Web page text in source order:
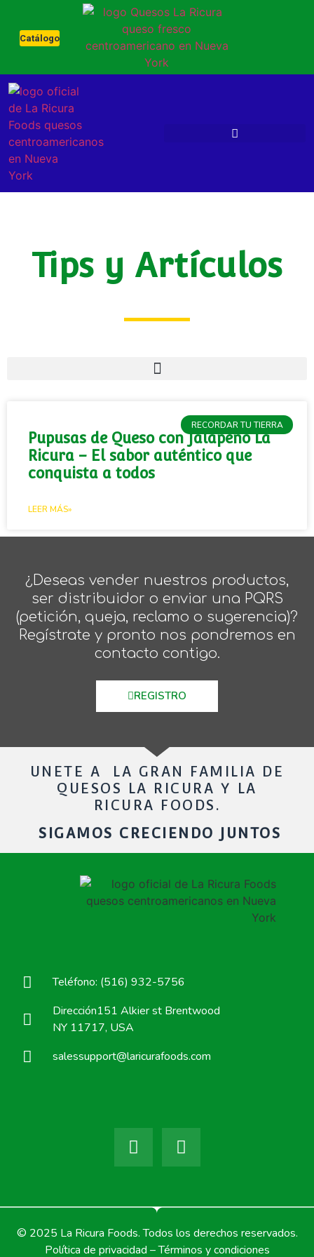
Catálogo
Tips y Artículos
RECORDAR TU TIERRA
Pupusas de Queso con Jalapeño La
Ricura – El sabor auténtico que
conquista a todos
LEER MÁS»
¿Deseas vender nuestros productos,
ser distribuidor o enviar una PQRS
(petición, queja, reclamo o sugerencia)?
Regístrate y pronto nos pondremos en
contacto contigo.
REGISTRO
UNETE A LA GRAN FAMILIA DE
QUESOS LA RICURA Y LA
RICURA FOODS.
SIGAMOS CRECIENDO JUNTOS
Teléfono: (516) 932-5756
Dirección151 Alkier st Brentwood
NY 11717, USA
salessupport@laricurafoods.com
© 2025 La Ricura Foods. Todos los derechos reservados.
Política de privacidad – Términos y condiciones